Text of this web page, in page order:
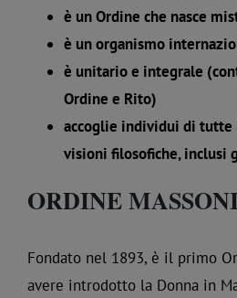
è un Ordine che nasce
è un organismo
è unitario e integrale
Ordine e Rito)
accoglie individui di
visioni filosofiche, inclusi
ORDINE
Fondato nel 1893, è il primo
avere introdotto la Donna in